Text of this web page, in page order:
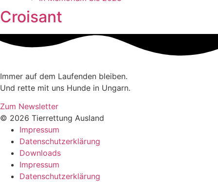
Croisant
Immer auf dem Laufenden bleiben.
Und rette mit uns Hunde in Ungarn.
Zum Newsletter
© 2026 Tierrettung Ausland
Impressum
Datenschutzerklärung
Downloads
Impressum
Datenschutzerklärung